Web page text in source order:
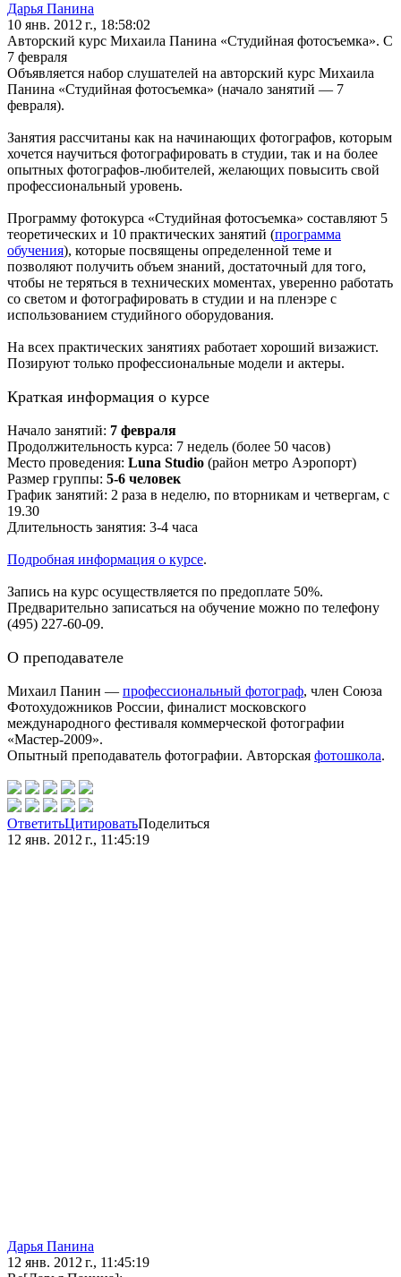
Дарья Панина
10 янв. 2012 г., 18:58:02
Авторский курс Михаила Панина «Студийная фотосъемка». С
7 февраля
Объявляется набор слушателей на авторский курс Михаила
Панина «Студийная фотосъемка» (начало занятий — 7
февраля).
Занятия рассчитаны как на начинающих фотографов, которым
хочется научиться фотографировать в студии, так и на более
опытных фотографов-любителей, желающих повысить свой
профессиональный уровень.
Программу фотокурса «Студийная фотосъемка» составляют 5
теоретических и 10 практических занятий (программа
обучения), которые посвящены определенной теме и
позволяют получить объем знаний, достаточный для того,
чтобы не теряться в технических моментах, уверенно работать
со светом и фотографировать в студии и на пленэре с
использованием студийного оборудования.
На всех практических занятиях работает хороший визажист.
Позируют только профессиональные модели и актеры.
Краткая информация о курсе
Начало занятий: 7 февраля
Продолжительность курса: 7 недель (более 50 часов)
Место проведения: Luna Studio (район метро Аэропорт)
Размер группы: 5-6 человек
График занятий: 2 раза в неделю, по вторникам и четвергам, с
19.30
Длительность занятия: 3-4 часа
Подробная информация о курсе.
Запись на курс осуществляется по предоплате 50%.
Предварительно записаться на обучение можно по телефону
(495) 227-60-09.
О преподавателе
Михаил Панин — профессиональный фотограф, член Союза
Фотохудожников России, финалист московского
международного фестиваля коммерческой фотографии
«Мастер-2009».
Опытный преподаватель фотографии. Авторская фотошкола.
ОтветитьЦитироватьПоделиться
12 янв. 2012 г., 11:45:19
Дарья Панина
12 янв. 2012 г., 11:45:19